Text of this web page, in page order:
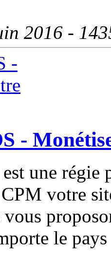
2016 -
-
une régie
votre
le